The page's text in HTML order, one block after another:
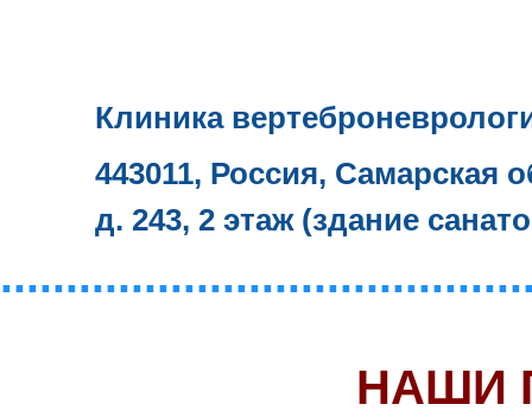
Клиника
443011, Россия, Самарская
д. 243, 2 этаж (здание
НАШИ